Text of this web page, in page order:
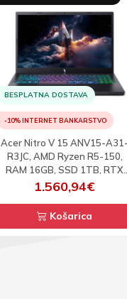
BESPLATNA DOSTAVA
-10% INTERNET BANKARSTVO
Acer Nitro V 15 ANV15-A31-
R3JC, AMD Ryzen R5-150,
RAM 16GB, SSD 1TB, RTX
5050, 15.6inch, FHD, 165Hz,
1.560,94€
Košarica